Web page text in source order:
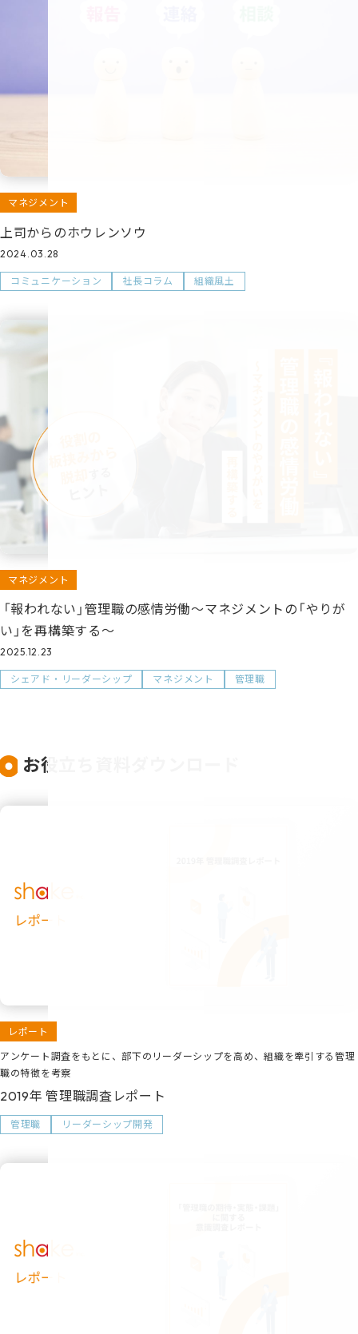
マネジメント
上司からのホウレンソウ
2024.03.28
コミュニケーション 社長コラム 組織風土
マネジメント
「報われない」管理職の感情労働～マネジメントの「やりが
い」を再構築する～
2025.12.23
シェアド・リーダーシップ マネジメント 管理職
お役立ち資料ダウンロード
レポート
アンケート調査をもとに、部下のリーダーシップを高め、組織を牽引する管理
職の特徴を考察
2019年 管理職調査レポート
管理職 リーダーシップ開発